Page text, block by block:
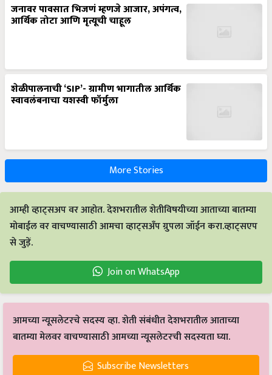
जनावर पावसात भिजणं म्हणजे आजार, अपंगत्व,
आर्थिक तोटा आणि मृत्यूची चाहूल
शेळीपालनाची ‘SIP’- ग्रामीण भागातील आर्थिक
स्वावलंबनाचा यशस्वी फॉर्मुला
More Stories
आम्ही व्हाट्सअप वर आहोत. देशभरातील शेतीविषयीच्या आताच्या बातम्या
मोबाईल वर वाचण्यासाठी आमचा व्हाट्सअँप ग्रुपला जॉईन करा.व्हाट्सएप
से जुड़ें.
Join on WhatsApp
आमच्या न्यूसलेटरचे सदस्य व्हा. शेती संबंधीत देशभरातील आताच्या
बातम्या मेलवर वाचण्यासाठी आमच्या न्यूसलेटरची सदस्यता घ्या.
Subscribe Newsletters